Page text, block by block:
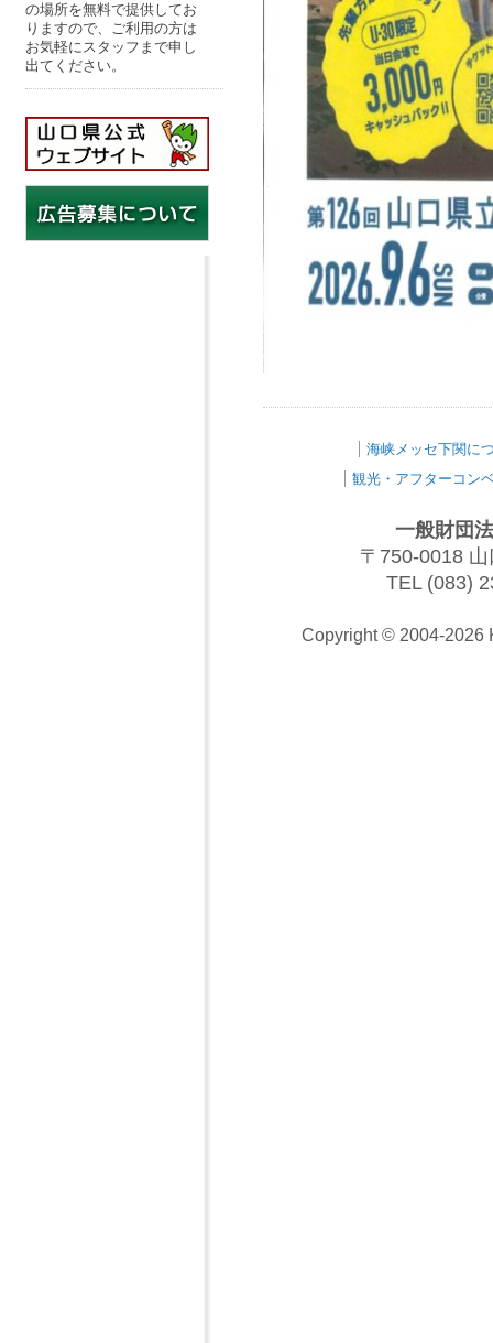
の場所を無料で提供してお
りますので、ご利用の方は
お気軽にスタッフまで申し
出てください。
海峡メッセ下関に
観光・アフターコン
一般財団
〒750-0018
TEL (083)
Copyright © 2004-2026